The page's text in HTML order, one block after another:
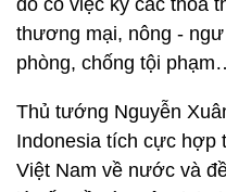
đó có việc ký các thoả
thương mại, nông -
phòng, chống tội
Thủ tướng Nguyễn
Indonesia tích cực hợp
Việt Nam về nước và